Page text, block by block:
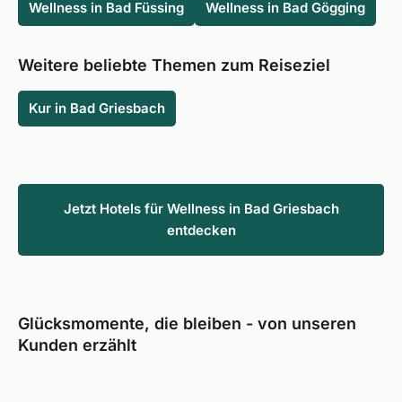
Wellness in Bad Füssing Wellness in Bad Gögging
Weitere beliebte Themen zum Reiseziel
Kur in Bad Griesbach
Jetzt Hotels für Wellness in Bad Griesbach
entdecken
Glücksmomente, die bleiben - von unseren
Kunden erzählt